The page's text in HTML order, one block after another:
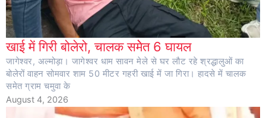
खाई में गिरी बोलेरो, चालक समेेत 6 घायल
जागेश्वर, अल्मोड़ा। जागेश्वर धाम सावन मेले से घर लौट रहे श्रद्धालुओं का
बोलेरों वाहन सोमवार शाम 50 मीटर गहरी खाई में जा गिरा। हादसे में चालक
समेत ग्राम चमुवा के
August 4, 2026